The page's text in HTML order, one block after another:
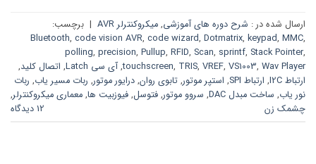
ارسال شده در : شرح دوره های آموزشی, میکروکنترلر AVR | برچسب:
Bluetooth, code vision AVR, code wizard, Dotmatrix, keypad, MMC,
polling, precision, Pullup, RFID, Scan, sprintf, Stack Pointer,
touchscreen, TRIS, VREF, VS1003, Wav Player
,آی سی Latch , اتصال کلید,
ارتباط I2C
, ارتباط SPI , استپر موتور, تابوی روان, درایور موتور, ربات مسیر یاب, ربات
نور یاب, ساخت مبدل DAC , سروو موتور, فتوسل, فیوزبیت ها, معماری میکروکنترلر,
چشمک زن
12 دیدگاه